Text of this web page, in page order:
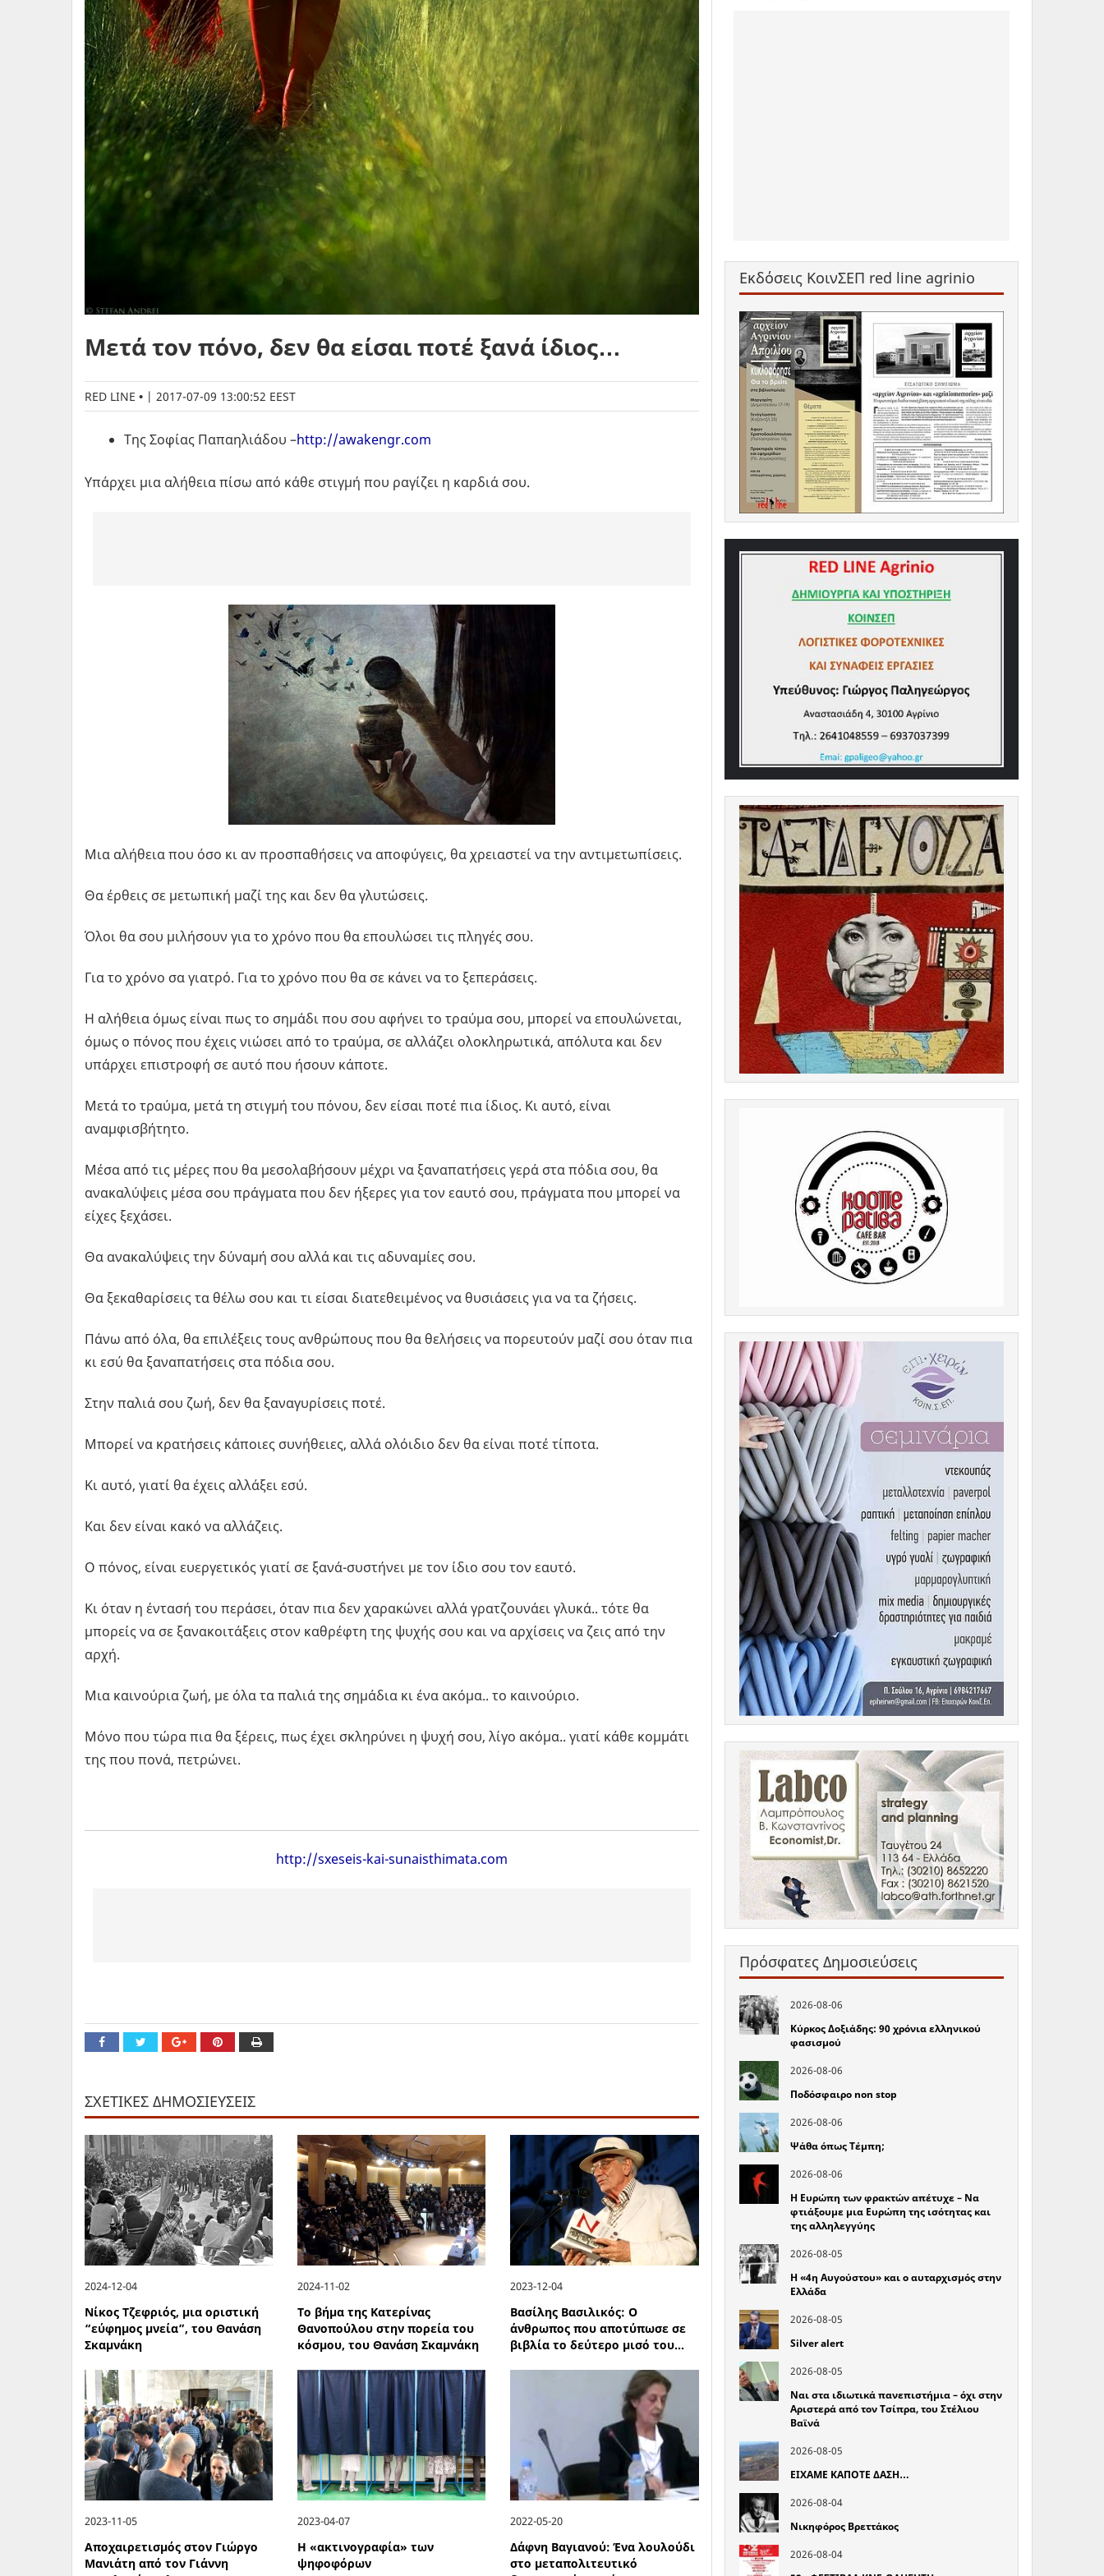
Μετά τον πόνο, δεν θα είσαι ποτέ ξανά ίδιος…
RED LINE | 2017-07-09 13:00:52 EEST
Της Σοφίας Παπαηλιάδου –http://awakengr.com
Υπάρχει μια αλήθεια πίσω από κάθε στιγμή που ραγίζει η καρδιά σου.
Μια αλήθεια που όσο κι αν προσπαθήσεις να αποφύγεις, θα χρειαστεί να την αντιμετωπίσεις.
Θα έρθεις σε μετωπική μαζί της και δεν θα γλυτώσεις.
Όλοι θα σου μιλήσουν για το χρόνο που θα επουλώσει τις πληγές σου.
Για το χρόνο σα γιατρό. Για το χρόνο που θα σε κάνει να το ξεπεράσεις.
Η αλήθεια όμως είναι πως το σημάδι που σου αφήνει το τραύμα σου, μπορεί να επουλώνεται,
όμως ο πόνος που έχεις νιώσει από το τραύμα, σε αλλάζει ολοκληρωτικά, απόλυτα και δεν
υπάρχει επιστροφή σε αυτό που ήσουν κάποτε.
Μετά το τραύμα, μετά τη στιγμή του πόνου, δεν είσαι ποτέ πια ίδιος. Κι αυτό, είναι
αναμφισβήτητο.
Μέσα από τις μέρες που θα μεσολαβήσουν μέχρι να ξαναπατήσεις γερά στα πόδια σου, θα
ανακαλύψεις μέσα σου πράγματα που δεν ήξερες για τον εαυτό σου, πράγματα που μπορεί να
είχες ξεχάσει.
Θα ανακαλύψεις την δύναμή σου αλλά και τις αδυναμίες σου.
Θα ξεκαθαρίσεις τα θέλω σου και τι είσαι διατεθειμένος να θυσιάσεις για να τα ζήσεις.
Πάνω από όλα, θα επιλέξεις τους ανθρώπους που θα θελήσεις να πορευτούν μαζί σου όταν πια
κι εσύ θα ξαναπατήσεις στα πόδια σου.
Στην παλιά σου ζωή, δεν θα ξαναγυρίσεις ποτέ.
Μπορεί να κρατήσεις κάποιες συνήθειες, αλλά ολόιδιο δεν θα είναι ποτέ τίποτα.
Κι αυτό, γιατί θα έχεις αλλάξει εσύ.
Και δεν είναι κακό να αλλάζεις.
Ο πόνος, είναι ευεργετικός γιατί σε ξανά-συστήνει με τον ίδιο σου τον εαυτό.
Κι όταν η έντασή του περάσει, όταν πια δεν χαρακώνει αλλά γρατζουνάει γλυκά.. τότε θα
μπορείς να σε ξανακοιτάξεις στον καθρέφτη της ψυχής σου και να αρχίσεις να ζεις από την
αρχή.
Μια καινούρια ζωή, με όλα τα παλιά της σημάδια κι ένα ακόμα.. το καινούριο.
Μόνο που τώρα πια θα ξέρεις, πως έχει σκληρύνει η ψυχή σου, λίγο ακόμα.. γιατί κάθε κομμάτι
της που πονά, πετρώνει.
http://sxeseis-kai-sunaisthimata.com
ΣΧΕΤΙΚΕΣ ΔΗΜΟΣΙΕΥΣΕΙΣ
2024-12-04
Νίκος Τζεφριός, μια οριστική
“εύφημος μνεία”, του Θανάση
Σκαμνάκη
2024-11-02
Το βήμα της Κατερίνας
Θανοπούλου στην πορεία του
κόσμου, του Θανάση Σκαμνάκη
2023-12-04
Βασίλης Βασιλικός: Ο
άνθρωπος που αποτύπωσε σε
βιβλία το δεύτερο μισό του...
2023-11-05
Αποχαιρετισμός στον Γιώργο
Μανιάτη από τον Γιάννη
2023-04-07
Η «ακτινογραφία» των
ψηφοφόρων
2022-05-20
Δάφνη Βαγιανού: Ένα λουλούδι
στο μεταπολιτευτικό
Εκδόσεις ΚοινΣΕΠ red line agrinio
Πρόσφατες Δημοσιεύσεις
2026-08-06
Κύρκος Δοξιάδης: 90 χρόνια ελληνικού
φασισμού
2026-08-06
Ποδόσφαιρο non stop
2026-08-06
Ψάθα όπως Τέμπη;
2026-08-06
Η Ευρώπη των φρακτών απέτυχε – Να
φτιάξουμε μια Ευρώπη της ισότητας και
της αλληλεγγύης
2026-08-05
Η «4η Αυγούστου» και ο αυταρχισμός στην
Ελλάδα
2026-08-05
Silver alert
2026-08-05
Ναι στα ιδιωτικά πανεπιστήμια – όχι στην
Αριστερά από τον Τσίπρα, του Στέλιου
Βαϊνά
2026-08-05
ΕΙΧΑΜΕ ΚΑΠΟΤΕ ΔΑΣΗ…
2026-08-04
Νικηφόρος Βρεττάκος
2026-08-04